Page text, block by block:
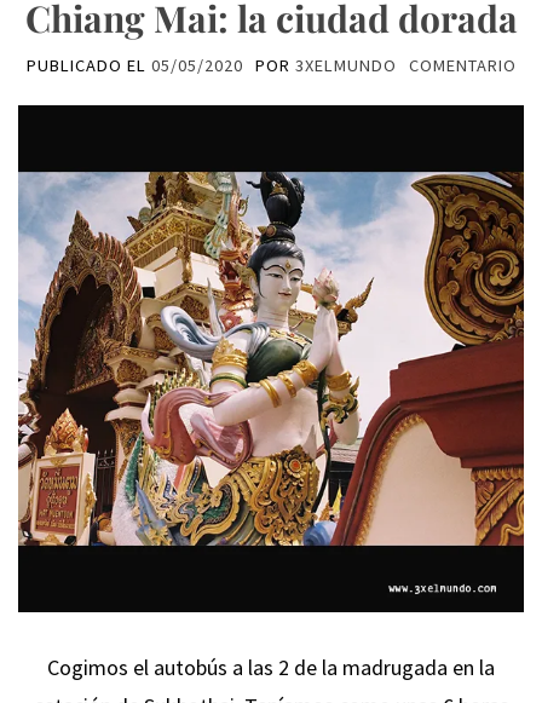
Chiang Mai: la ciudad dorada
PUBLICADO EL 05/05/2020 POR 3XELMUNDO COMENTARIO
Cogimos el autobús a las 2 de la madrugada en la